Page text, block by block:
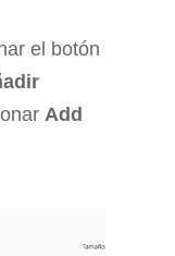
el botón
Add